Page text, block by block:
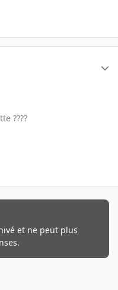
????
et ne peut plus